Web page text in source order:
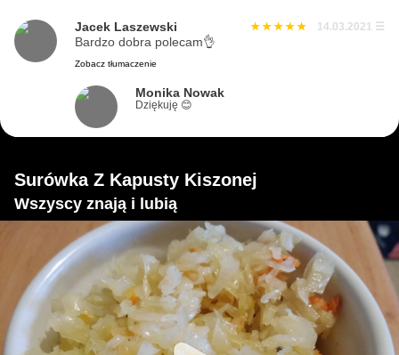
Jacek Laszewski 14.03.2021 ☰
Bardzo dobra polecam👌
Zobacz tłumaczenie
Monika Nowak
Dziękuję 😊
Surówka Z Kapusty Kiszonej
Wszyscy znają i lubią